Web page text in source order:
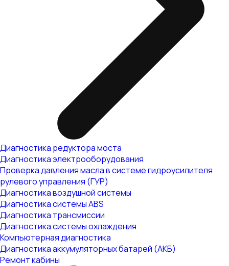
Диагностика редуктора моста
Диагностика электрооборудования
Проверка давления масла в системе гидроусилителя
рулевого управления (ГУР)
Диагностика воздушной системы
Диагностика системы ABS
Диагностика трансмиссии
Диагностика системы охлаждения
Компьютерная диагностика
Диагностика аккумуляторных батарей (АКБ)
Ремонт кабины